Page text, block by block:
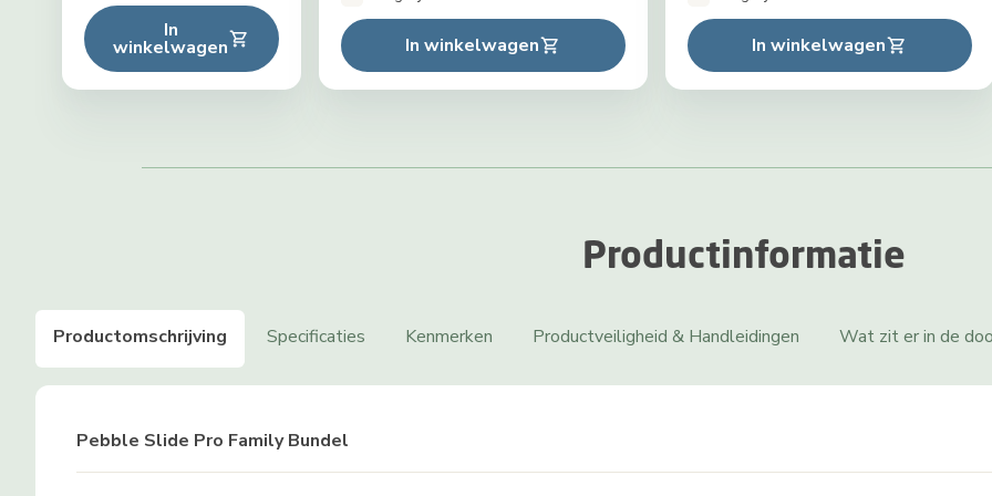
Productinformatie
Productomschrijving
Pebble Slide Pro Family Bundel
Specificaties Kenmerken Productveiligheid & Handleidingen Wat zit er in de
In
winkelwagen In winkelwagen In winkelwagen